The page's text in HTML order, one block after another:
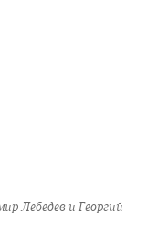
Лебедев и Георгий